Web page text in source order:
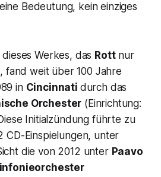
Bedeutung, kein einziges
Werkes, das Rottnur
fand weit über 100 Jahre
in Cincinnati durch das
Orchester (Einrichtung:
Initialzündung führte zu
CD-Einspielungen, unter
die von 2012 unter Paavo